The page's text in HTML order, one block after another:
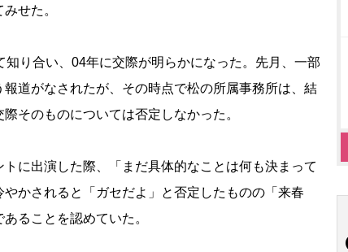
せた。
り合い、04年に交際が明らかになった。先月、一部
道がなされたが、その時点で松の所属事務所は、結
そのものについては否定しなかった。
に出演した際、「まだ具体的なことは何も決まって
かされると「ガセだよ」と否定したものの「来春
ることを認めていた。